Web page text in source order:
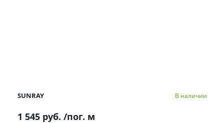
SUNRAY В наличии
1 545 руб. /пог. м